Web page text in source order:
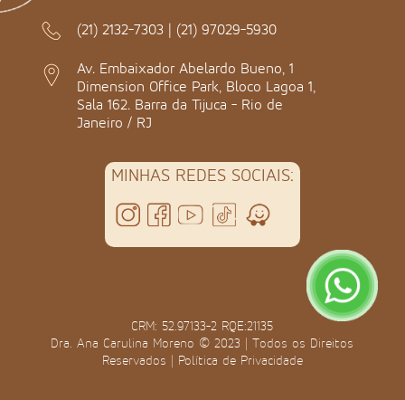
(21) 2132-7303 | (21) 97029-5930
Av. Embaixador Abelardo Bueno, 1
Dimension Office Park, Bloco Lagoa 1,
Sala 162. Barra da Tijuca - Rio de
Janeiro / RJ
MINHAS REDES SOCIAIS:
CRM: 52.97133-2 RQE:21135
Dra. Ana Carulina Moreno © 2023 | Todos os Direitos
Reservados | Política de Privacidade